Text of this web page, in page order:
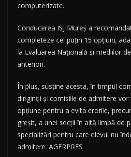
computerizate.
Conducerea ISJ Mureş a
completeze cel puţin 15 opţiuni,
la Evaluarea Naţională şi mediilor
anteriori.
În plus, susţine acesta, în timpul
diriginţii şi comisiile de admitere vor
opţiune pentru a evita erorile,
greşit, a unei secţii în altă limbă de
specializări pentru care elevul nu
admitere. AGERPRES